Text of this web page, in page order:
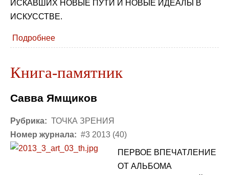
ИСКАВШИХ НОВЫЕ ПУТИ И НОВЫЕ ИДЕАЛЫ В
ИСКУССТВЕ.
Подробнее
Книга-памятник
Савва Ямщиков
Рубрика: ТОЧКА ЗРЕНИЯ
Номер журнала: #3 2013 (40)
ПЕРВОЕ ВПЕЧАТЛЕНИЕ
ОТ АЛЬБОМА